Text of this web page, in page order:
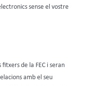
sense el vostre
de la FEC i seran
amb el seu